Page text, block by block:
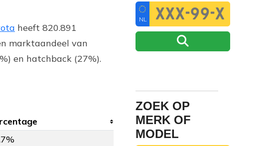
heeft 820.891
marktaandeel van
en hatchback (27%).
NL
ZOEK OP
MERK OF
MODEL